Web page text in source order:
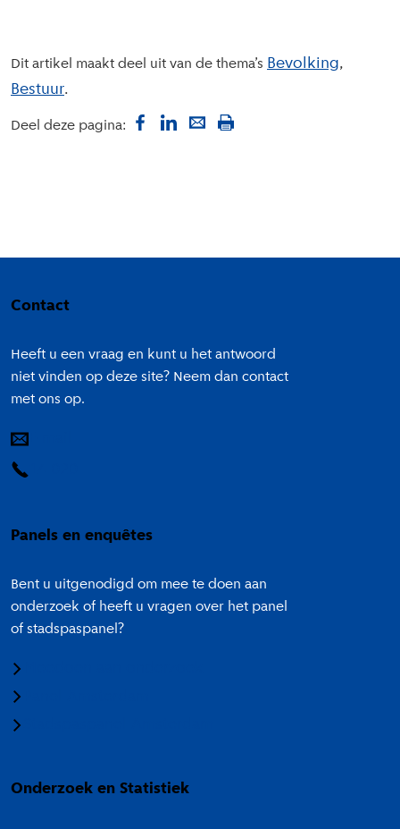
Dit artikel maakt deel uit van de thema’s Bevolking
Bestuur
Deel deze pagina:
Contact
Heeft u een vraag en kunt u het antwoord
niet vinden op deze site? Neem dan contact
met ons op.
Panels en enquêtes
Bent u uitgenodigd om mee te doen aan
onderzoek of heeft u vragen over het panel
of stadspaspanel?
Onderzoek en Statistiek